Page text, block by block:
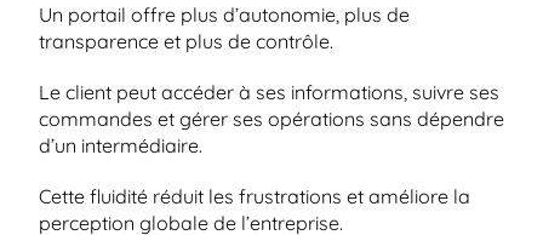
Un portail offre plus d’autonomie, plus de
transparence et plus de contrôle.
Le client peut accéder à ses informations, suivre ses
commandes et gérer ses opérations sans dépendre
d’un intermédiaire.
Cette fluidité réduit les frustrations et améliore la
perception globale de l’entreprise.